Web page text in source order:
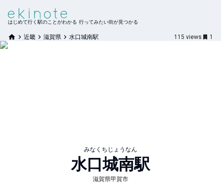
はじめて行く駅のことがわかる 行ってみたい街が見つかる
近畿 滋賀県 水口城南駅 115 views 1
みなくちじょうなん
水口城南駅
滋賀県甲賀市